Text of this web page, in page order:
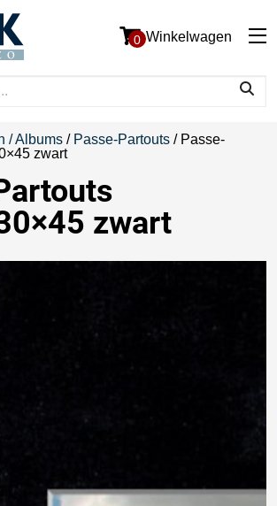
0 Winkelwagen
/ Albums / Passe-Partouts / Passe-
zwart
zwart